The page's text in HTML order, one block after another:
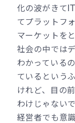
化の波がきて
てプラットフ
マーケットを
社会の中では
わかっている
ているという
けれど、目の
わけじゃない
経営者でも意